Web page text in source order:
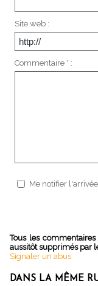
Site web :
Commentaire * :
Me notifier
Tous les
aussitôt supprimés par
Signaler un abus
DANS LA MÊME